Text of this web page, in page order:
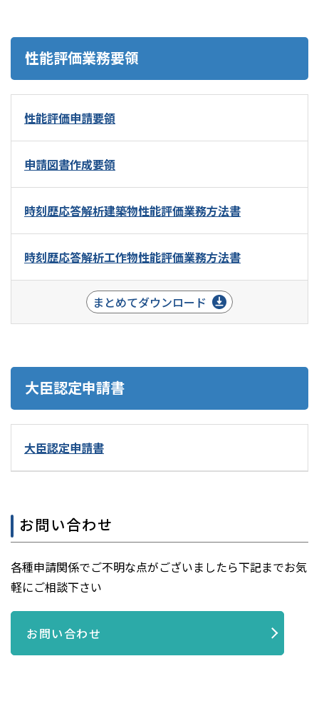
性能評価業務要領
性能評価申請要領
申請図書作成要領
時刻歴応答解析建築物性能評価業務方法書
時刻歴応答解析工作物性能評価業務方法書
まとめてダウンロード
大臣認定申請書
大臣認定申請書
お問い合わせ
各種申請関係でご不明な点がございましたら下記までお気
軽にご相談下さい
お問い合わせ